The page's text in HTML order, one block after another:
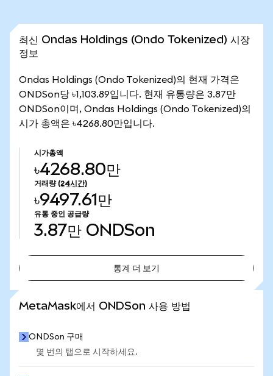
최신 Ondas Holdings (Ondo Tokenized) 시장
정보
Ondas Holdings (Ondo Tokenized)의 현재 가격은
ONDSon당 ৳1,103.89입니다. 현재 유통량은 3.87만
ONDSon이며, Ondas Holdings (Ondo Tokenized)의
시가 총액은 ৳4268.80만입니다.
시가총액
৳4268.80만
거래량 (24시간)
৳9497.61만
유통 중인 공급량
3.87만 ONDSon
통계 더 보기
MetaMask에서 ONDSon 사용 방법
ONDSon 구매
몇 번의 탭으로 시작하세요.